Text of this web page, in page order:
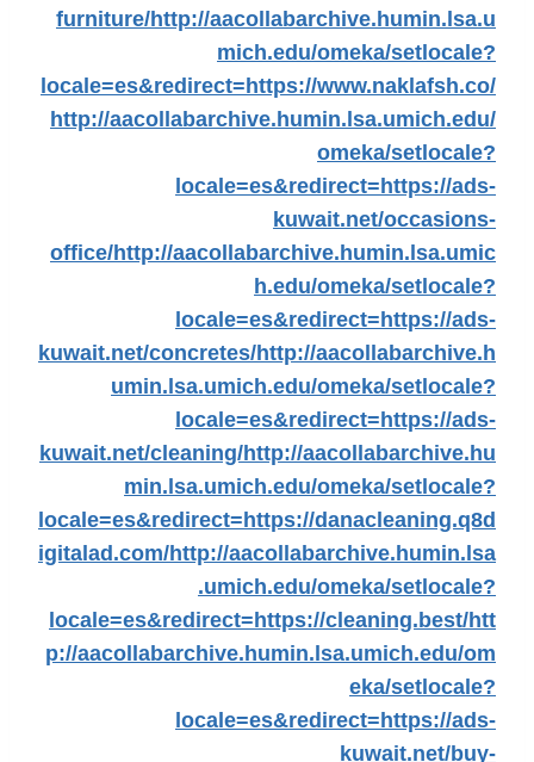
furniture/http://aacollabarchive.humin.lsa.u
mich.edu/omeka/setlocale?
locale=es&redirect=https://www.naklafsh.co/
http://aacollabarchive.humin.lsa.umich.edu/
omeka/setlocale?
locale=es&redirect=https://ads-
kuwait.net/occasions-
office/http://aacollabarchive.humin.lsa.umic
h.edu/omeka/setlocale?
locale=es&redirect=https://ads-
kuwait.net/concretes/http://aacollabarchive.h
umin.lsa.umich.edu/omeka/setlocale?
locale=es&redirect=https://ads-
kuwait.net/cleaning/http://aacollabarchive.hu
min.lsa.umich.edu/omeka/setlocale?
locale=es&redirect=https://danacleaning.q8d
igitalad.com/http://aacollabarchive.humin.lsa
.umich.edu/omeka/setlocale?
locale=es&redirect=https://cleaning.best/htt
p://aacollabarchive.humin.lsa.umich.edu/om
eka/setlocale?
locale=es&redirect=https://ads-
kuwait.net/buy-